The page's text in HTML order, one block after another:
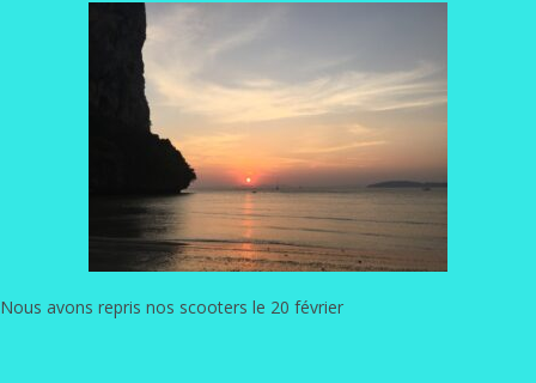
Nous avons repris nos scooters le 20 février